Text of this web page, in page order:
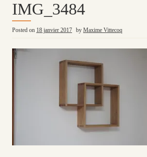
IMG_3484
Posted on 18 janvier 2017 by Maxime Vittecoq